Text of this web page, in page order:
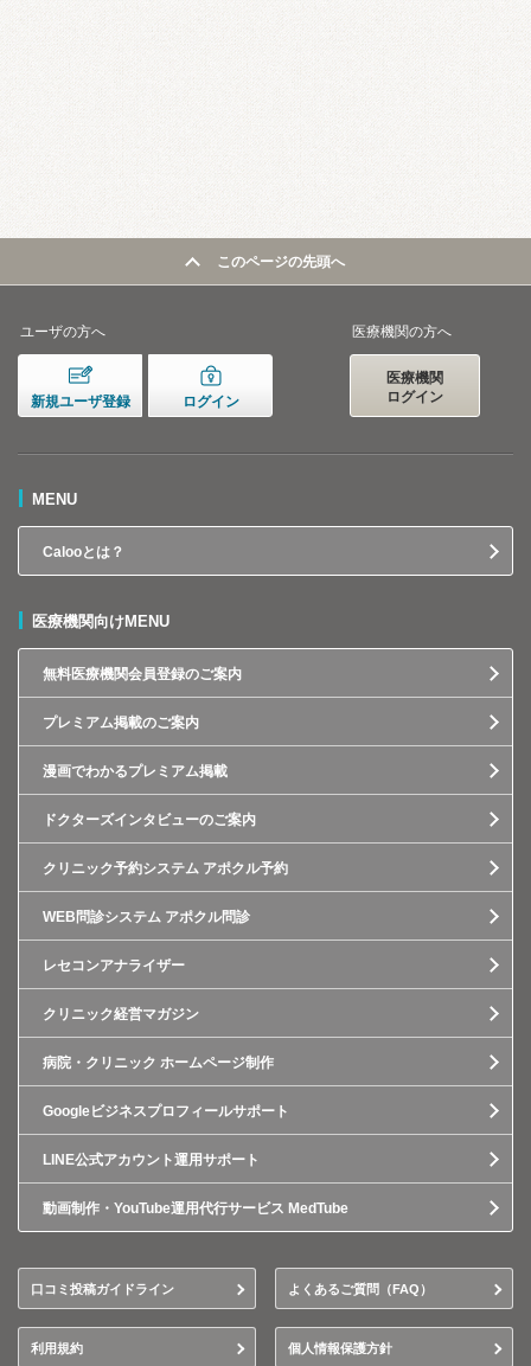
このページの先頭へ
ユーザの方へ
新規ユーザ登録 ログイン
医療機関の方へ
医療機関
ログイン
MENU
Calooとは？
医療機関向けMENU
無料医療機関会員登録のご案内
プレミアム掲載のご案内
漫画でわかるプレミアム掲載
ドクターズインタビューのご案内
クリニック予約システム アポクル予約
WEB問診システム アポクル問診
レセコンアナライザー
クリニック経営マガジン
病院・クリニック ホームページ制作
Googleビジネスプロフィールサポート
LINE公式アカウント運用サポート
動画制作・YouTube運用代行サービス MedTube
口コミ投稿ガイドライン よくあるご質問（FAQ）
利用規約 個人情報保護方針